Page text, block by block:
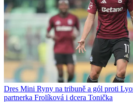
Dres Mini Ryny na tribuně a gól proti
partnerka Frolíková i dcera Tonička